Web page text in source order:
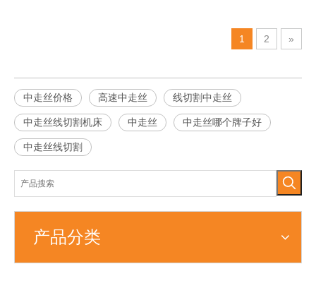
1 2 »
中走丝价格 高速中走丝 线切割中走丝
中走丝线切割机床 中走丝 中走丝哪个牌子好
中走丝线切割
产品分类